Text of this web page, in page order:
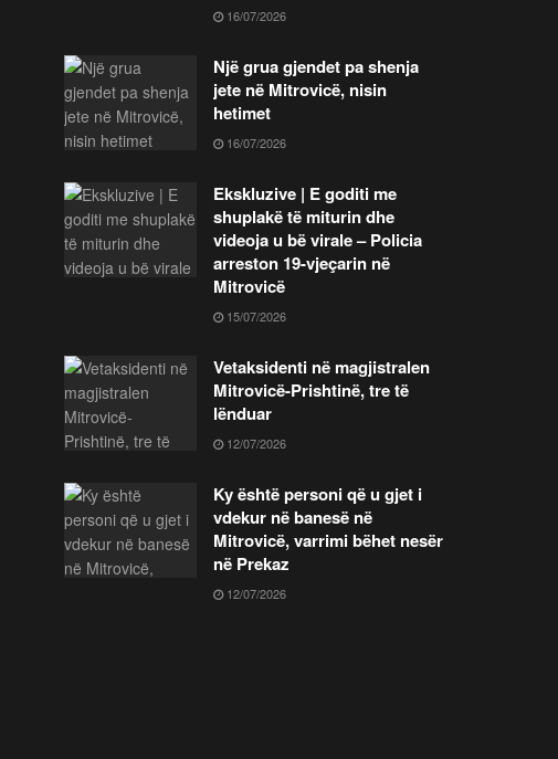
16/07/2026
Një grua gjendet pa shenja
jete në Mitrovicë, nisin
hetimet
16/07/2026
Ekskluzive | E goditi me
shuplakë të miturin dhe
videoja u bë virale – Policia
arreston 19-vjeçarin në
Mitrovicë
15/07/2026
Vetaksidenti në magjistralen
Mitrovicë-Prishtinë, tre të
lënduar
12/07/2026
Ky është personi që u gjet i
vdekur në banesë në
Mitrovicë, varrimi bëhet nesër
në Prekaz
12/07/2026